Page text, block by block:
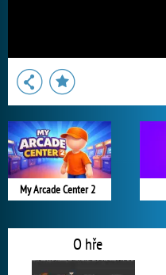
My Arcade Center 2
O hře